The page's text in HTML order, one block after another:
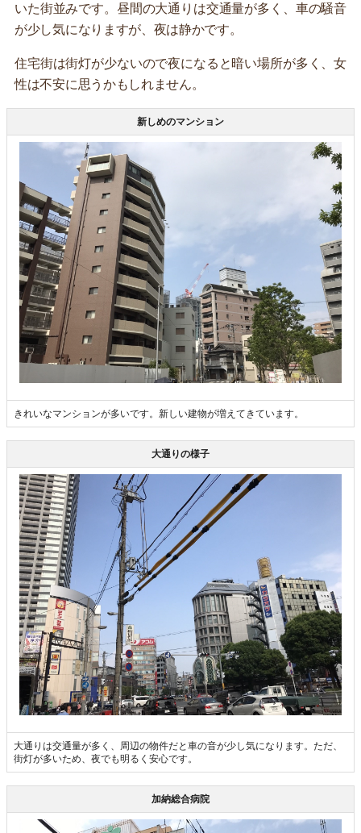
いた街並みです。昼間の大通りは交通量が多く、車の騒音
が少し気になりますが、夜は静かです。
住宅街は街灯が少ないので夜になると暗い場所が多く、女
性は不安に思うかもしれません。
新しめのマンション
きれいなマンションが多いです。新しい建物が増えてきています。
大通りの様子
大通りは交通量が多く、周辺の物件だと車の音が少し気になります。ただ、
街灯が多いため、夜でも明るく安心です。
加納総合病院